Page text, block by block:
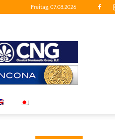
Freitag, 07.08.2026